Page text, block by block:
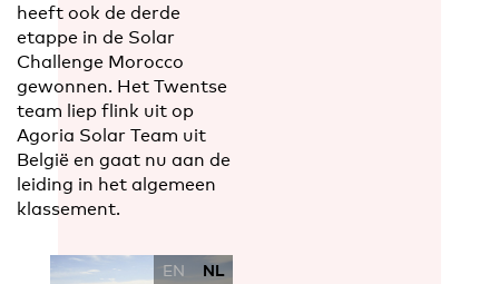
heeft ook de derde
etappe in de Solar
Challenge Morocco
gewonnen. Het Twentse
team liep flink uit op
Agoria Solar Team uit
België en gaat nu aan de
leiding in het algemeen
klassement.
EN NL